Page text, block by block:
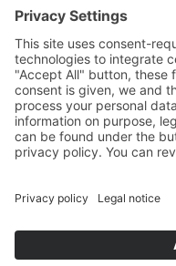
Best.Nr.:40090
ISMN:979-0-50246-171-3
Komponist:Karlheinz
Erscheinungsjahr:2004
Inhalt
6 rhythmisch-heitere Titel
swingen.
leicht bis mittel
Accordion - Coaching